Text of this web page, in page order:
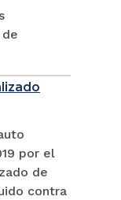
por el
de
contra